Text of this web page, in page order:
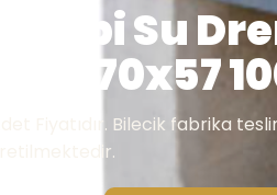
U-Tipi Su
1,76x70x57
Adet Fiyatıdır. Bilecik fabrika
üretilmektedir.